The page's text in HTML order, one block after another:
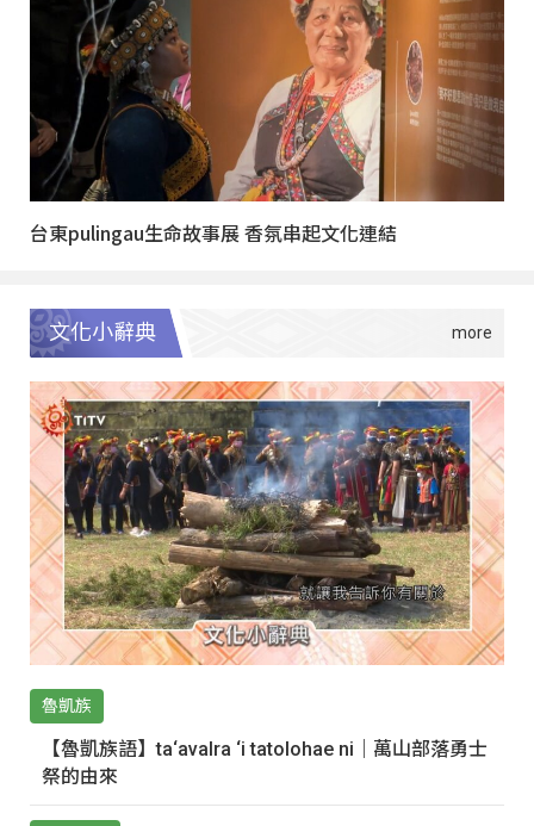
台東pulingau生命故事展 香氛串起文化連結
文化小辭典
魯凱族
【魯凱族語】ta‘avalra ‘i tatolohae ni｜萬山部落勇士
祭的由來